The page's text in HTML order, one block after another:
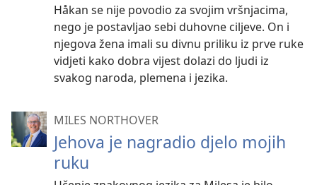
Håkan se nije povodio za svojim vršnjacima,
nego je postavljao sebi duhovne ciljeve. On i
njegova žena imali su divnu priliku iz prve ruke
vidjeti kako dobra vijest dolazi do ljudi iz
svakog naroda, plemena i jezika.
MILES NORTHOVER
Jehova je nagradio djelo mojih
ruku